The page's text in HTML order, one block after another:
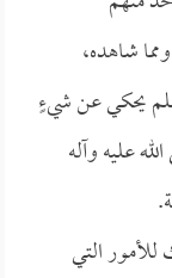
شاهده،
يحكي عن شيءٍ
عليه وآله
التي